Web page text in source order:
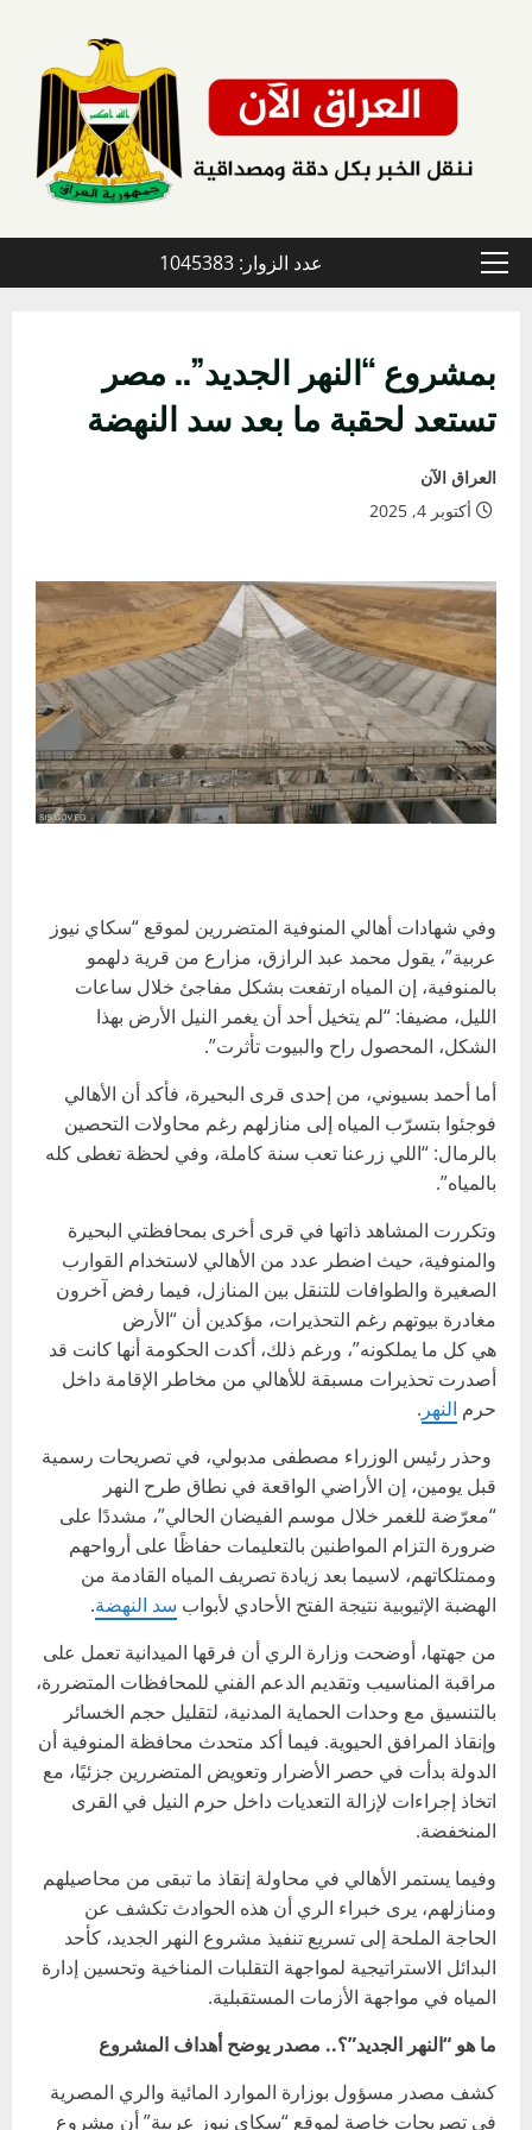
القائمة
عدد الزوار: 1045383
بمشروع “النهر الجديد”.. مصر
تستعد لحقبة ما بعد سد النهضة
العراق الآن
أكتوبر 4, 2025
وفي شهادات أهالي المنوفية المتضررين لموقع “سكاي نيوز
عربية”، يقول محمد عبد الرازق، مزارع من قرية دلهمو
بالمنوفية، إن المياه ارتفعت بشكل مفاجئ خلال ساعات
الليل، مضيفا: “لم يتخيل أحد أن يغمر النيل الأرض بهذا
الشكل، المحصول راح والبيوت تأثرت”.
أما أحمد بسيوني، من إحدى قرى البحيرة، فأكد أن الأهالي
فوجئوا بتسرّب المياه إلى منازلهم رغم محاولات التحصين
بالرمال: “اللي زرعنا تعب سنة كاملة، وفي لحظة تغطى كله
بالمياه”.
وتكررت المشاهد ذاتها في قرى أخرى بمحافظتي البحيرة
والمنوفية، حيث اضطر عدد من الأهالي لاستخدام القوارب
الصغيرة والطوافات للتنقل بين المنازل، فيما رفض آخرون
مغادرة بيوتهم رغم التحذيرات، مؤكدين أن “الأرض
هي كل ما يملكونه”، ورغم ذلك، أكدت الحكومة أنها كانت قد
أصدرت تحذيرات مسبقة للأهالي من مخاطر الإقامة داخل
حرم النهر .
وحذر رئيس الوزراء مصطفى مدبولي، في تصريحات رسمية
قبل يومين، إن الأراضي الواقعة في نطاق طرح النهر
“معرّضة للغمر خلال موسم الفيضان الحالي”، مشددًا على
ضرورة التزام المواطنين بالتعليمات حفاظًا على أرواحهم
وممتلكاتهم، لاسيما بعد زيادة تصريف المياه القادمة من
الهضبة الإثيوبية نتيجة الفتح الأحادي لأبواب سد النهضة.
من جهتها، أوضحت وزارة الري أن فرقها الميدانية تعمل على
مراقبة المناسيب وتقديم الدعم الفني للمحافظات المتضررة،
بالتنسيق مع وحدات الحماية المدنية، لتقليل حجم الخسائر
وإنقاذ المرافق الحيوية. فيما أكد متحدث محافظة المنوفية أن
الدولة بدأت في حصر الأضرار وتعويض المتضررين جزئيًا، مع
اتخاذ إجراءات لإزالة التعديات داخل حرم النيل في القرى
المنخفضة.
وفيما يستمر الأهالي في محاولة إنقاذ ما تبقى من محاصيلهم
ومنازلهم، يرى خبراء الري أن هذه الحوادث تكشف عن
الحاجة الملحة إلى تسريع تنفيذ مشروع النهر الجديد، كأحد
البدائل الاستراتيجية لمواجهة التقلبات المناخية وتحسين إدارة
المياه في مواجهة الأزمات المستقبلية.
ما هو “النهر الجديد”؟.. مصدر يوضح أهداف المشروع
كشف مصدر مسؤول بوزارة الموارد المائية والري المصرية
في تصريحات خاصة لموقع “سكاي نيوز عربية” أن مشروع